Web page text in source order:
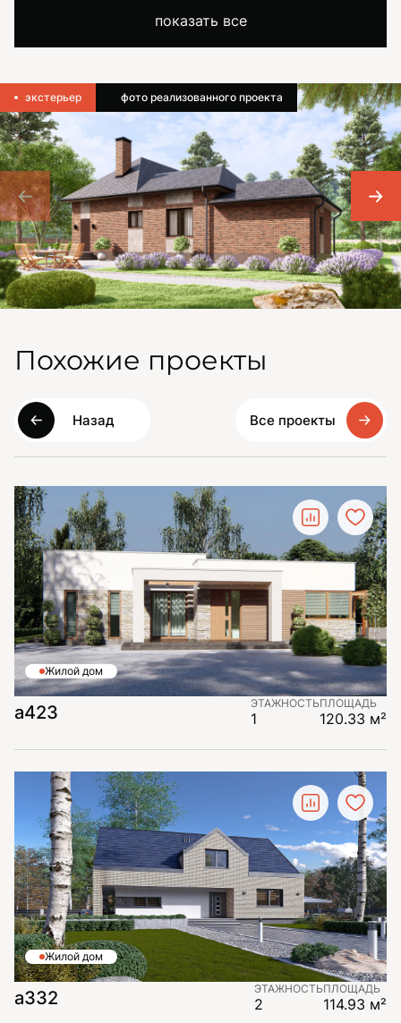
показать все
экстерьер фото реализованного проекта
Похожие проекты
Назад Все проекты
Жилой дом
а423 ЭТАЖНОСТЬ
1
ПЛОЩАДЬ
120.33 м²
Жилой дом
а332 ЭТАЖНОСТЬ
2
ПЛОЩАДЬ
114.93 м²